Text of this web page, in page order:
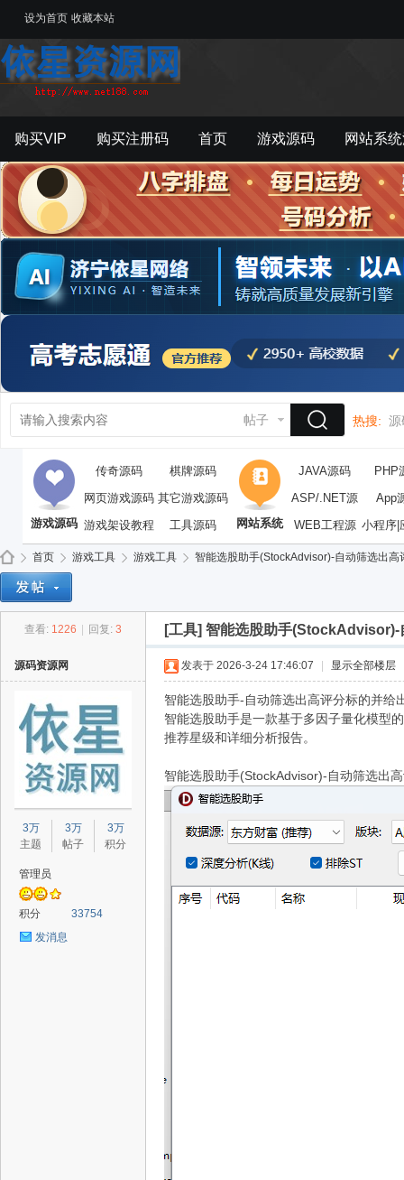
设为首页 收藏本站
购买VIP 购买注册码 首页 游戏源码 网站系
游戏工具 影音资源 主题模板
帖子 热搜: 源
游戏源码
传奇源码
棋牌源码
网页游戏源码 其它游戏源码
游戏架设教程
工具源码 网站系统
JAVA源码
PHP
ASP/.NET源
码
App
WEB工程源
码
小程序|
码
首页
›
游戏工具
›
游戏工具
›
智能选股助手(StockAdvisor)-自动筛选出高
查看: 1226 回复: 3 [工具] 智能选股助手(StockAdvisor)-
源码资源网
3万
主题
3万
帖子
3万
积分
管理员
积分
33754
发消息
发表于 2026-3-24 17:46:07 显示全部楼层
智能选股助手-自动筛选出高评分标的并给
智能选股助手是一款基于多因子量化模型
推荐星级和详细分析报告。
智能选股助手(StockAdvisor)-自动筛选出